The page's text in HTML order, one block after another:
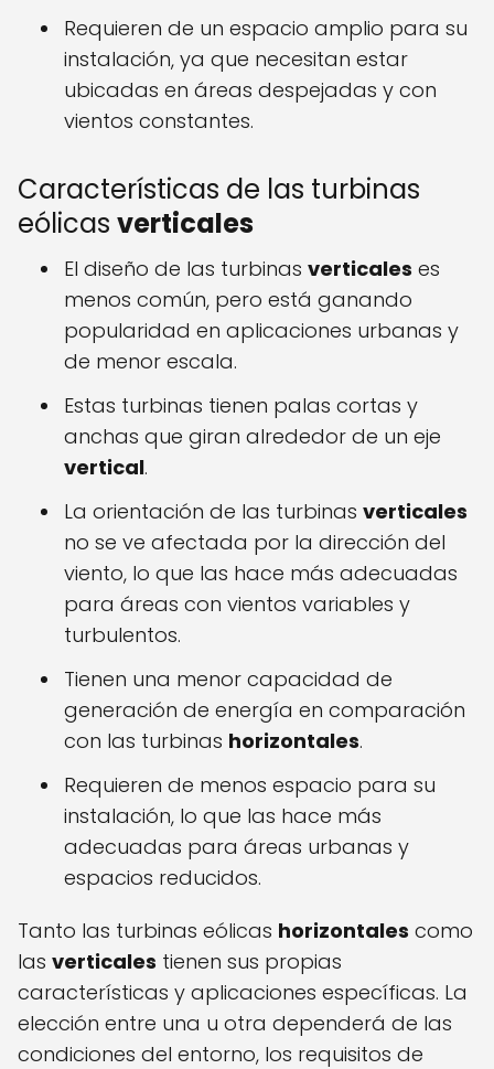
Requieren de un espacio amplio para su
instalación, ya que necesitan estar
ubicadas en áreas despejadas y con
vientos constantes.
Características de las turbinas
eólicas verticales
El diseño de las turbinas verticales es
menos común, pero está ganando
popularidad en aplicaciones urbanas y
de menor escala.
Estas turbinas tienen palas cortas y
anchas que giran alrededor de un eje
vertical.
La orientación de las turbinas verticales
no se ve afectada por la dirección del
viento, lo que las hace más adecuadas
para áreas con vientos variables y
turbulentos.
Tienen una menor capacidad de
generación de energía en comparación
con las turbinas horizontales.
Requieren de menos espacio para su
instalación, lo que las hace más
adecuadas para áreas urbanas y
espacios reducidos.
Tanto las turbinas eólicas horizontales como
las verticales tienen sus propias
características y aplicaciones específicas. La
elección entre una u otra dependerá de las
condiciones del entorno, los requisitos de